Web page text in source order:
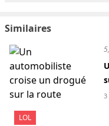
Similaires
LOL
3